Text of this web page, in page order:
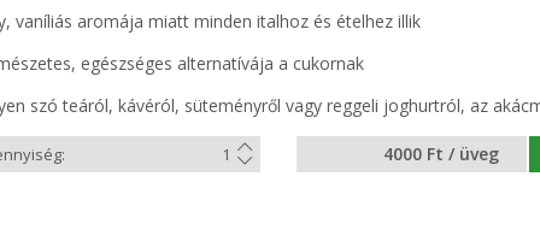
vaníliás aromája miatt minden italhoz és ételhez illik
egészséges alternatívája a cukornak
szó teáról, kávéról, süteményről vagy reggeli joghurtról, az
4000 Ft / üveg